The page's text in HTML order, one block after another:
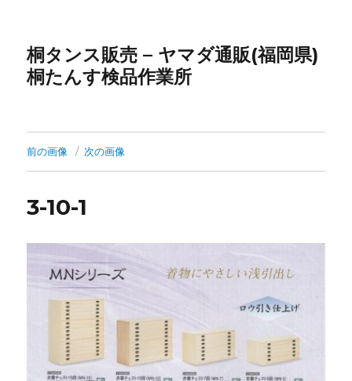
桐タンス販売 – ヤマダ通販(福岡県)
桐たんす検品作業所
前の画像 次の画像
3-10-1